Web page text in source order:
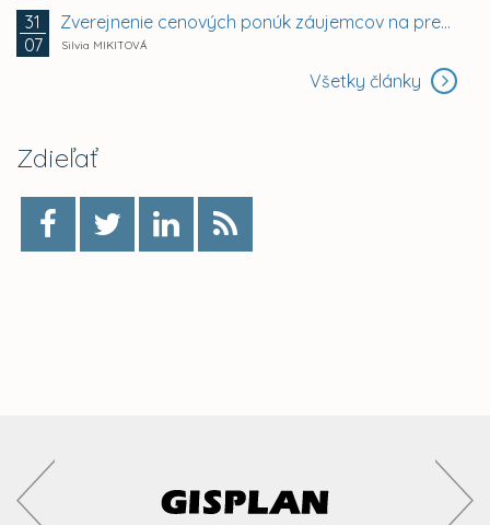
31
07
Zverejnenie cenových ponúk záujemcov na prenájom...
Silvia MIKITOVÁ
Všetky články
Zdieľať